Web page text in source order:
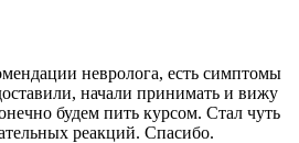
невролога, есть симптомы
начали принимать и вижу
будем пить курсом. Стал чуть
реакций. Спасибо.